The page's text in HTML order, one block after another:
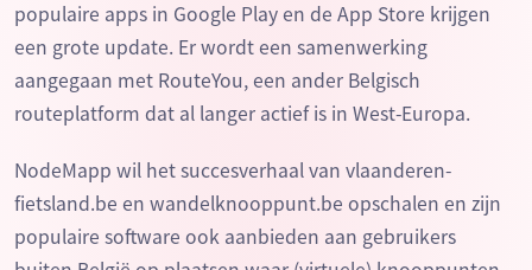
populaire apps in Google Play en de App Store krijgen
een grote update. Er wordt een samenwerking
aangegaan met RouteYou, een ander Belgisch
routeplatform dat al langer actief is in West-Europa.
NodeMapp wil het succesverhaal van vlaanderen-
fietsland.be en wandelknooppunt.be opschalen en zijn
populaire software ook aanbieden aan gebruikers